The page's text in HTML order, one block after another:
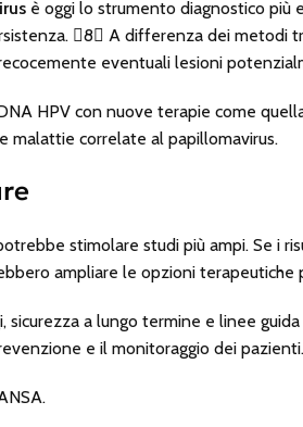
è oggi lo strumento diagnostico più
8 A differenza dei metodi
eventuali lesioni
HPV con nuove terapie come
malattie correlate al papillomavirus.
stimolare studi più ampi. Se i
ampliare le opzioni
sicurezza a lungo termine e linee
e il monitoraggio dei pazienti.